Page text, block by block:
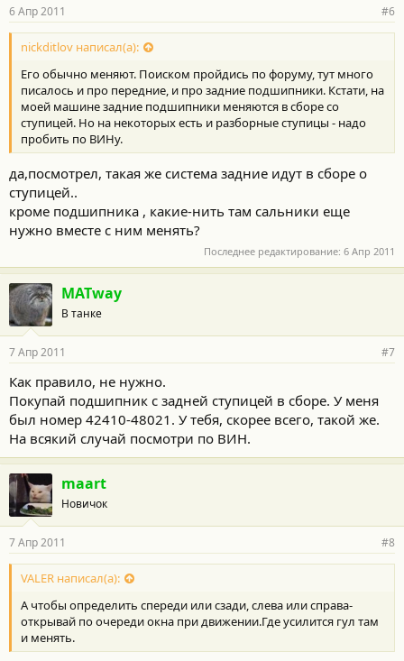
6 Апр 2011 #6
nickditlov написал(а):
Его обычно меняют. Поиском пройдись по форуму, тут много
писалось и про передние, и про задние подшипники. Кстати, на
моей машине задние подшипники меняются в сборе со
ступицей. Но на некоторых есть и разборные ступицы - надо
пробить по ВИНу.
да,посмотрел, такая же система задние идут в сборе о
ступицей..
кроме подшипника , какие-нить там сальники еще
нужно вместе с ним менять?
Последнее редактирование: 6 Апр 2011
MATway
В танке
7 Апр 2011 #7
Как правило, не нужно.
Покупай подшипник с задней ступицей в сборе. У меня
был номер 42410-48021. У тебя, скорее всего, такой же.
На всякий случай посмотри по ВИН.
maart
Новичок
7 Апр 2011 #8
VALER написал(а):
А чтобы определить спереди или сзади, слева или справа-
открывай по очереди окна при движении.Где усилится гул там
и менять.